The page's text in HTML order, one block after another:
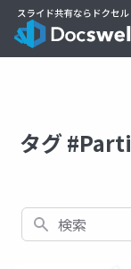
タグ
検索